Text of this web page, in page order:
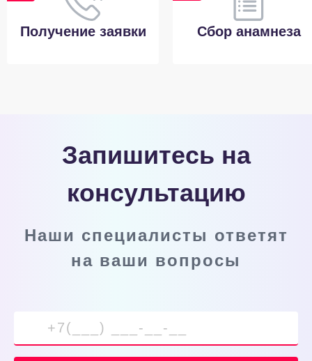
Получение заявки Сбор анамнеза
Запишитесь на
консультацию
Наши специалисты ответят
на ваши вопросы